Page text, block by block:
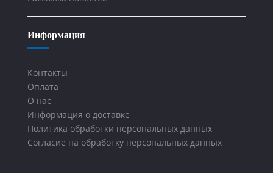
Информация
Контакты
Оплата
О нас
Информация о доставке
Политика обработки персональных данных
Согласие на обработку персональных данных